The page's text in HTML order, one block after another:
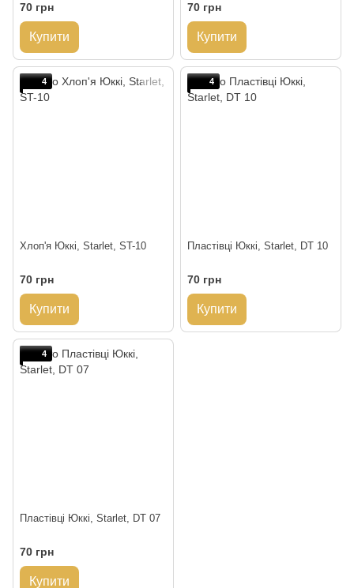
70 грн
Купити
70 грн
Купити
4
Хлоп'я Юккі, Starlet, ST-10
70 грн
Купити
4
Пластівці Юккі, Starlet, DT 10
70 грн
Купити
4
Пластівці Юккі, Starlet, DT 07
70 грн
Купити